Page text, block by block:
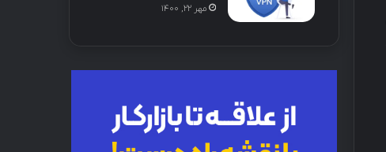
مهر ۲۲, ۱۴۰۰